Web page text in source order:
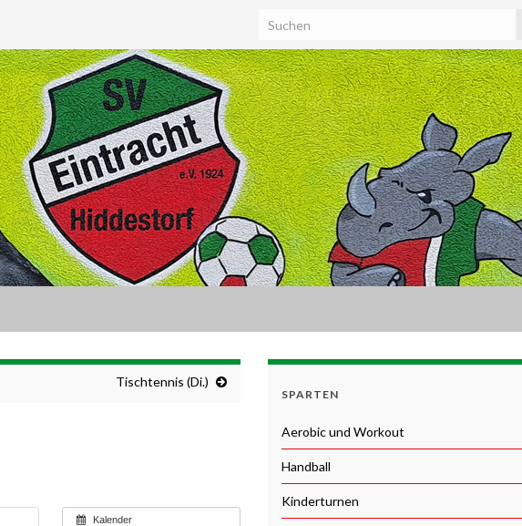
Tischtennis (Di.)
Kalender
SPARTEN
Aerobic und Workout
Handball
Kinderturnen